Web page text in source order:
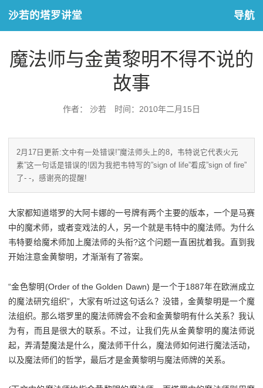
沙若的塔罗讲堂 导航
魔法师与金黄黎明不得不说的
故事
作者： 沙若 时间：2010年二月15日
2月17日更新:文中有一处错误!”魔法师头上的8，韦特说它代表火元
素”这一句话是错误的!因为我把韦特写的”sign of life”看成”sign of fire”
了- -，感谢亮的提醒!
大家都知道塔罗的大阿卡娜的一号牌有两个主要的版本，一个是马赛
中的魔术师，或者变戏法的人，另一个就是韦特中的魔法师。为什么
韦特要给魔术师加上魔法师的头衔?这个问题一直困扰着我。直到我
开始注意金黄黎明，才渐渐有了答案。
“金色黎明(Order of the Golden Dawn) 是一个于1887年在欧洲成立
的魔法研究组织”，大家有听过这句话么？没错，金黄黎明是一个魔
法组织。那么塔罗里的魔法师牌会不会和金黄黎明有什么关系？我认
为有，而且是很大的联系。不过，让我们先从金黄黎明的魔法师说
起，弄清楚魔法是什么，魔法师干什么，魔法师如何进行魔法活动，
以及魔法师们的哲学，最后才是金黄黎明与魔法师牌的关系。